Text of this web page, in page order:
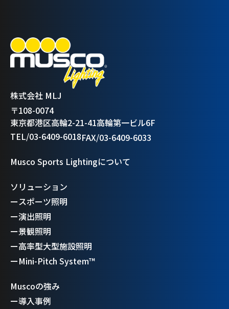
株式会社 MLJ
〒108-0074
東京都港区高輪2-21-41高輪第一ビル6F
TEL/03-6409-6018FAX/03-6409-6033
Musco Sports Lightingについて
ソリューション
ースポーツ照明
ー演出照明
ー景観照明
ー高率型大型施設照明
ーMini-Pitch System™
Muscoの強み
ー導入事例